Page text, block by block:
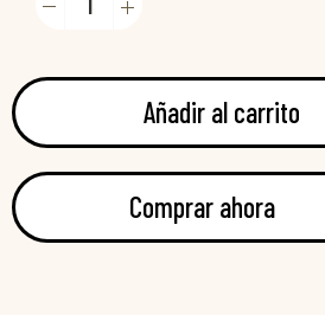
Añadir al carrito
Comprar ahora